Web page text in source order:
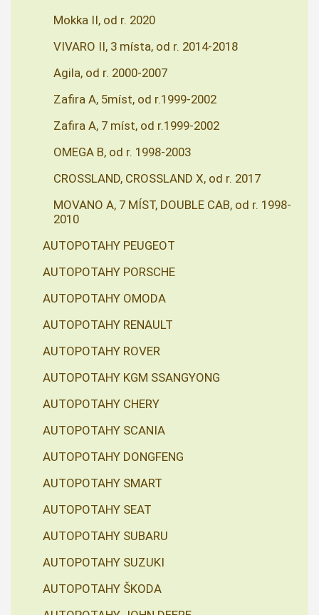
Mokka II, od r. 2020
VIVARO II, 3 místa, od r. 2014-2018
Agila, od r. 2000-2007
Zafira A, 5míst, od r.1999-2002
Zafira A, 7 míst, od r.1999-2002
OMEGA B, od r. 1998-2003
CROSSLAND, CROSSLAND X, od r. 2017
MOVANO A, 7 MÍST, DOUBLE CAB, od r. 1998-
2010
AUTOPOTAHY PEUGEOT
AUTOPOTAHY PORSCHE
AUTOPOTAHY OMODA
AUTOPOTAHY RENAULT
AUTOPOTAHY ROVER
AUTOPOTAHY KGM SSANGYONG
AUTOPOTAHY CHERY
AUTOPOTAHY SCANIA
AUTOPOTAHY DONGFENG
AUTOPOTAHY SMART
AUTOPOTAHY SEAT
AUTOPOTAHY SUBARU
AUTOPOTAHY SUZUKI
AUTOPOTAHY ŠKODA